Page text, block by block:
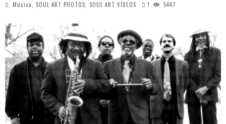
Música
SOUL ART PHOTOS SOUL ART VÍDEOS 1 5447